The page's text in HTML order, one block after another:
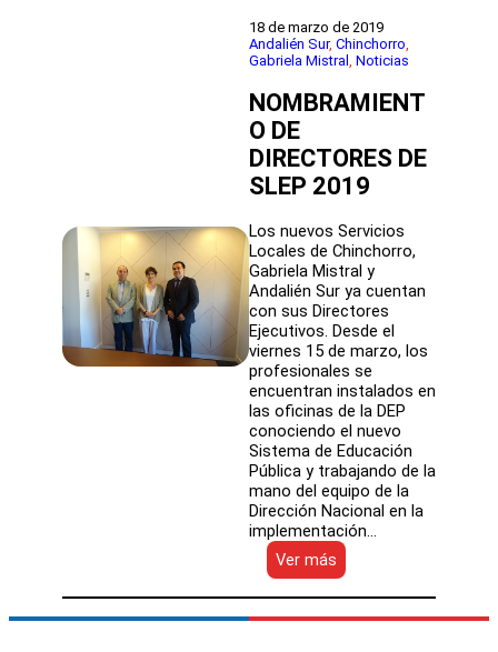
LOS
ESPACIOS
DE
DE
LA
DIRECCIÓN
EDUCACIÓN
PÚBLICA
EFECTUÓ
SU
SEGUNDO
WEBINAR
18 de marzo de 2019
Andalién Sur, Chinchorro
Gabriela Mistral , Noticias
NOMBRAMIENT
O DE
DIRECTORES DE
SLEP 2019
Los nuevos Servicios
Locales de Chinchorro,
Gabriela Mistral y
Andalién Sur ya cuentan
con sus Directores
Ejecutivos. Desde el
viernes 15 de marzo, los
profesionales se
encuentran instalados en
las oficinas de la DEP
conociendo el nuevo
Sistema de Educación
Pública y trabajando de la
mano del equipo de la
Dirección Nacional en la
implementación…
Ver más
NOMBRAMIENTO
DE
DIRECTORES